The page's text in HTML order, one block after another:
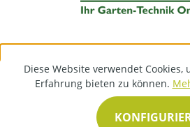
Diese Website verwendet Cookies,
Erfahrung bieten zu können.